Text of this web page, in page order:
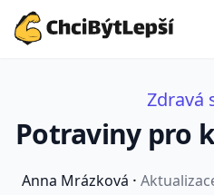
Zdravá
Potraviny pro
Anna Mrázková ·